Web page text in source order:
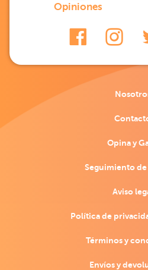
Opiniones
Opina y
Seguimiento
Aviso
Política de
Términos y
Envíos y